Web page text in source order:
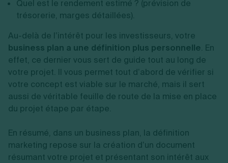
Quel est le rendement estimé ? (prévision de
trésorerie, marges détaillées).
Au-delà de l’intérêt pour les investisseurs, votre
business plan a une définition plus personnelle. En
effet, ce dernier vous sert de guide tout au long de
votre projet. Il vous permet tout d’abord de vérifier si
votre concept est viable sur le marché, mais il sert
aussi de véritable feuille de route de la mise en place
du projet étape par étape.
En résumé, dans un business plan, la définition
marketing repose sur la création d’un document
résumant votre projet et présentant son intérêt aux